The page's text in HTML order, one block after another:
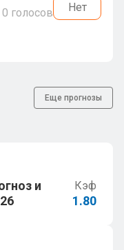
0 голосов Нет
Еще прогнозы
и
Кэф
1.80